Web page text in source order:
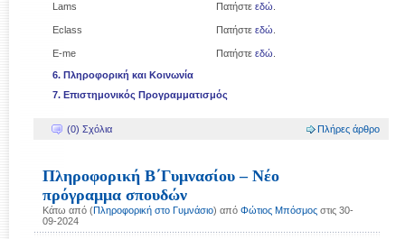
Lams Πατήστε εδώ
Eclass Πατήστε εδώ
E-me Πατήστε εδώ
6. Πληροφορική και Κοινωνία
7. Επιστημονικός Προγραμματισμός
(0) Σχόλια Πλήρες άρθρο
Πληροφορική Β΄Γυμνασίου – Νέο
πρόγραμμα σπουδών
Κάτω από (Πληροφορική στο Γυμνάσιο) από Φώτιος Μπόσμος στις 30-
09-2024